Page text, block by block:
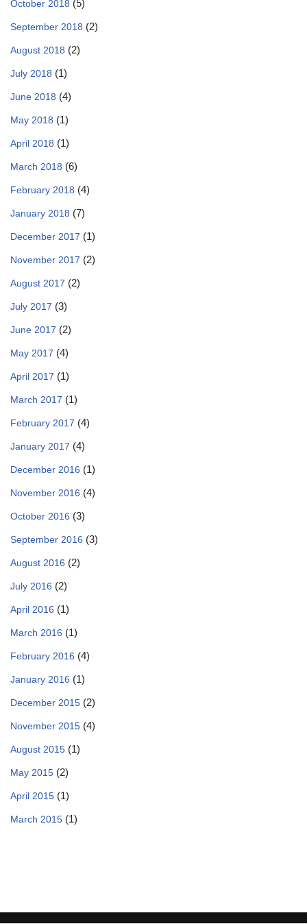
October 2018 (5)
September 2018 (2)
August 2018 (2)
July 2018 (1)
June 2018 (4)
May 2018 (1)
April 2018 (1)
March 2018 (6)
February 2018 (4)
January 2018 (7)
December 2017 (1)
November 2017 (2)
August 2017 (2)
July 2017 (3)
June 2017 (2)
May 2017 (4)
April 2017 (1)
March 2017 (1)
February 2017 (4)
January 2017 (4)
December 2016 (1)
November 2016 (4)
October 2016 (3)
September 2016 (3)
August 2016 (2)
July 2016 (2)
April 2016 (1)
March 2016 (1)
February 2016 (4)
January 2016 (1)
December 2015 (2)
November 2015 (4)
August 2015 (1)
May 2015 (2)
April 2015 (1)
March 2015 (1)